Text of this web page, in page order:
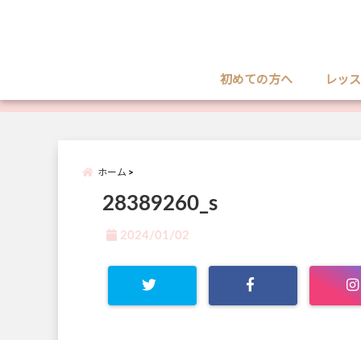
初めての方へ レッ
ホーム
28389260_s
2024/01/02